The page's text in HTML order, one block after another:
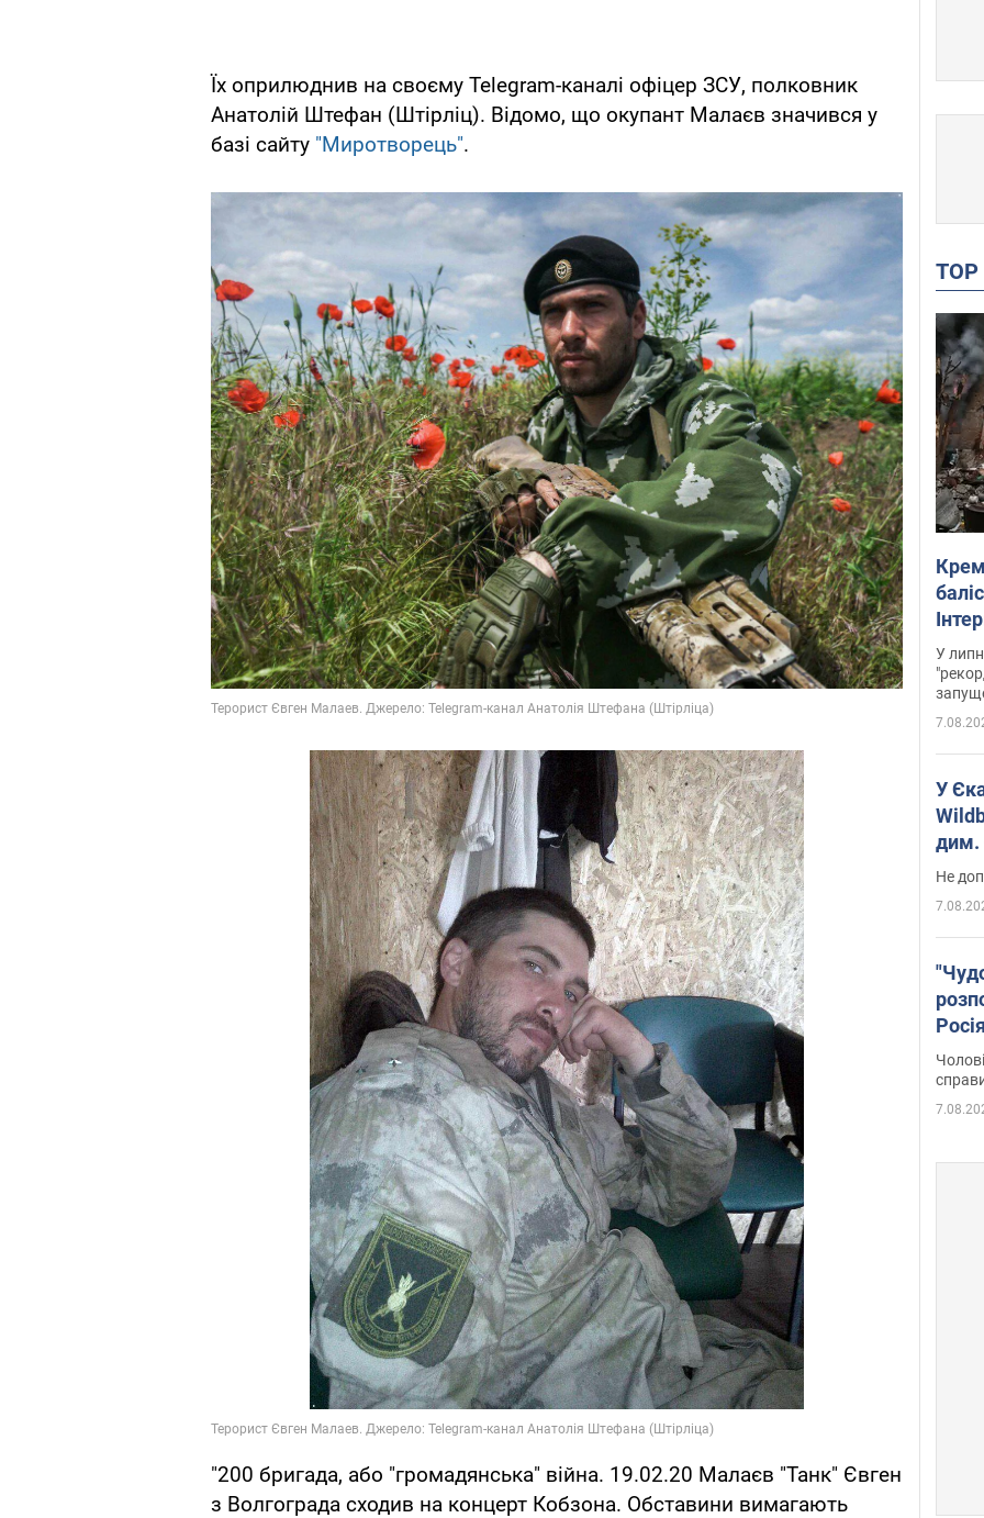
Їх оприлюднив на своєму Telegram-каналі офіцер ЗСУ, полковник
Анатолій Штефан (Штірліц). Відомо, що окупант Малаєв значився у
базі сайту "Миротворець".
"200 бригада, або "громадянська" війна. 19.02.20 Малаєв "Танк" Євген
з Волгограда сходив на концерт Кобзона. Обставини вимагають
У
У
дим.
Не
Фото